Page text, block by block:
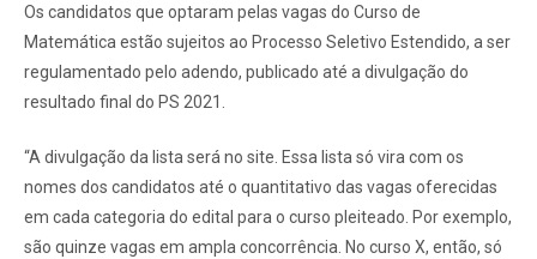
Os candidatos que optaram pelas vagas do Curso de
Matemática estão sujeitos ao Processo Seletivo Estendido, a ser
regulamentado pelo adendo, publicado até a divulgação do
resultado final do PS 2021.
“A divulgação da lista será no site. Essa lista só vira com os
nomes dos candidatos até o quantitativo das vagas oferecidas
em cada categoria do edital para o curso pleiteado. Por exemplo,
são quinze vagas em ampla concorrência. No curso X, então, só